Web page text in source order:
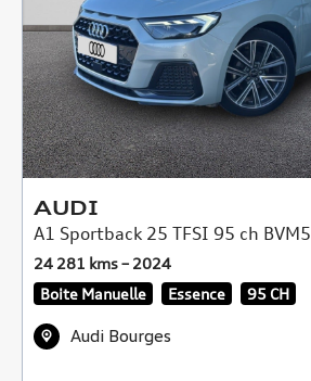
AUDI
A1 Sportback 25 TFSI 95 ch BVM5
24 281 kms – 2024
Boite Manuelle
Essence 95 CH
Audi Bourges